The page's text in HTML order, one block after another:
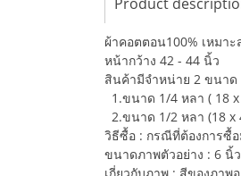
ผ้าคอตตอน100% เหมา
หน้ากว้าง 42 - 44 นิ้ว
สินค้ามีจำหน่าย 2 ขนาด
1.ขนาด 1/4 หลา ( 18
2.ขนาด 1/2 หลา (18 x
วิธีซื้อ : กรณีที่ต้องการซื้อ
ขนาดภาพตัวอย่าง : 6 นิ้ว